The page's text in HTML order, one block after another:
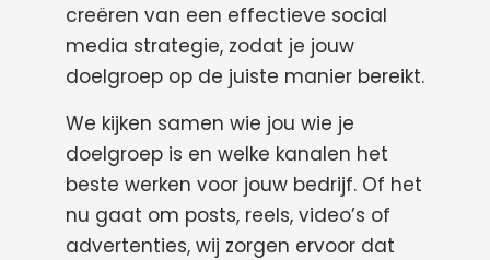
creëren van een effectieve social
media strategie, zodat je jouw
doelgroep op de juiste manier bereikt.
We kijken samen wie jou wie je
doelgroep is en welke kanalen het
beste werken voor jouw bedrijf. Of het
nu gaat om posts, reels, video’s of
advertenties, wij zorgen ervoor dat